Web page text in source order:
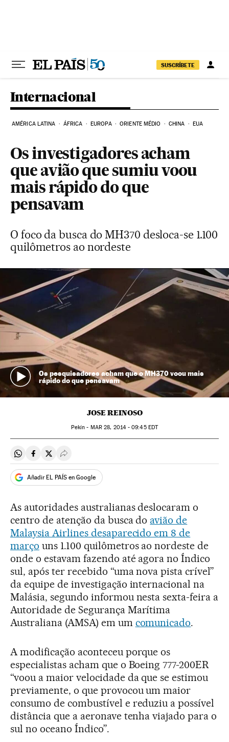
SUSCRÍBETE
Internacional
AMÉRICA LATINA ÁFRICA EUROPA ORIENTE MÉDIO CHINA EUA
Os investigadores acham
que avião que sumiu voou
mais rápido do que
pensavam
O foco da busca do MH370 desloca-se 1.100
quilômetros ao nordeste
Os pesquisadores acham que o MH370 voou mais
rápido do que pensavam
JOSE REINOSO
Pekín - MAR 28, 2014 - 09:45EDT
Compartir en Whatsapp
Compartir en Facebook
Compartir en Twitter
Desplegar Redes Sociales
Añadir EL PAÍS en Google
As autoridades australianas deslocaram o
centro de atenção da busca do avião de
Malaysia Airlines desaparecido em 8 de
março uns 1.100 quilômetros ao nordeste de
onde o estavam fazendo até agora no Índico
sul, após ter recebido “uma nova pista crível”
da equipe de investigação internacional na
Malásia, segundo informou nesta sexta-feira a
Autoridade de Segurança Marítima
Australiana (AMSA) em um comunicado.
A modificação aconteceu porque os
especialistas acham que o Boeing 777-200ER
“voou a maior velocidade da que se estimou
previamente, o que provocou um maior
consumo de combustível e reduziu a possível
distância que a aeronave tenha viajado para o
sul no oceano Índico”.